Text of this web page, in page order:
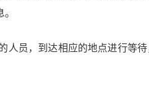
员，到达相应的地点进行等待